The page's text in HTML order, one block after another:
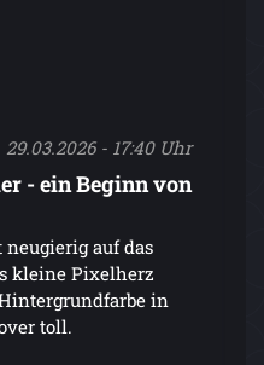
29.03.2026 - 17:40 Uhr
- ein Beginn von
auf das
kleine Pixelherz
in
toll.